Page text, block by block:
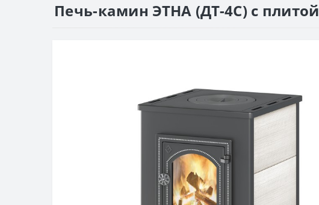
Печь-камин ЭТНА (ДТ-4С) с плитой